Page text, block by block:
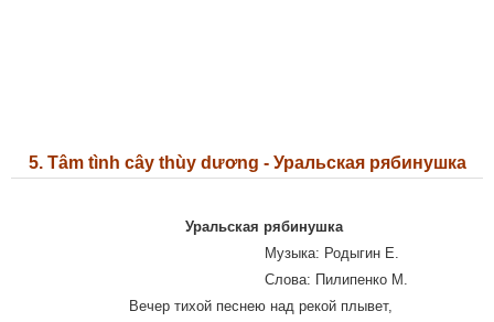
5. Tâm tình cây thùy dương - Уральская рябинушка
Уральская рябинушка
Музыка: Родыгин Е.
Слова: Пилипенко М.
Вечер тихой песнею над рекой плывет,